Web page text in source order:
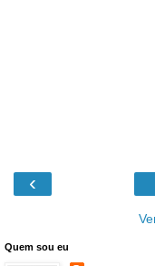
‹
Quem sou eu